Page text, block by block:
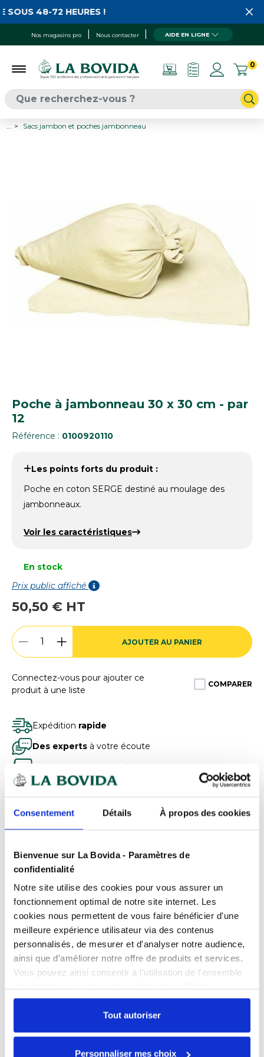
Consentement Détails À propos des cookies
Bienvenue sur La Bovida - Paramètres de
confidentialité
Notre site utilise des cookies pour vous assurer un
fonctionnement optimal de notre site internet. Les
cookies nous permettent de vous faire bénéficier d'une
meilleure expérience utilisateur via des contenus
personnalisés, de mesurer et d'analyser notre audience,
ainsi que d'améliorer notre offre de produits et services.
Vous pouvez ainsi consentir à l'utilisation de l'ensemble
autoriser". Cependant, si vous ne souhaitez autoriser que
certains types de cookies, veuillez cliquer sur
"Personnaliser mes choix".
Tout autoriser
Personnaliser mes choix
Nos magasins pro Nous contacter AIDE EN LIGNE
0
48-72 HEURES !
Sacs jambon et poches jambonneau
Poche à jambonneau 30 x 30 cm - par
12
Référence : 0100920110
Les points forts du produit :
Poche en coton SERGE destiné au moulage des
jambonneaux.
Voir les caractéristiques
En stock
Prix public affiché
50,50 € HT
AJOUTER AU PANIER
Connectez-vous pour ajouter ce
produit à une liste
COMPARER
Expédition rapide
Des experts à votre écoute
100% sécurisé
Devisgratuits
Poche en coton SERGE destiné au moulage des
jambonneaux.
Unité : Paquet de 12
Contact alimentaire oui
Couleur Blanc
Largeur 30 cm
Longueur 30 cm
Matière Coton
Produits complémentaires
Moule à jambonneau
Livraison sous 3
Prix public affiché
147,90 € HT
Prix public affiché
170,90 € HT
Documents téléchargeables
Échangez par écrit